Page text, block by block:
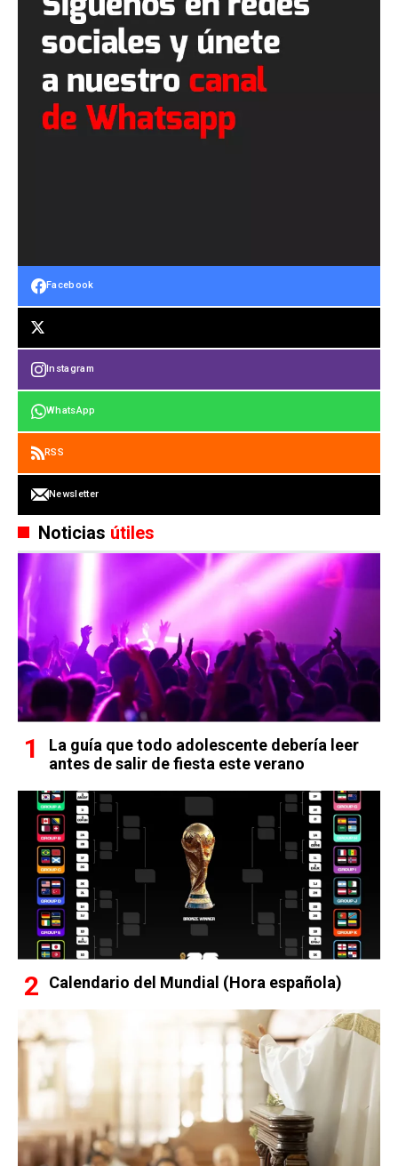
Facebook
Instagram
WhatsApp
RSS
Newsletter
Noticias útiles
La guía que todo adolescente debería leer
antes de salir de fiesta este verano
Calendario del Mundial (Hora española)